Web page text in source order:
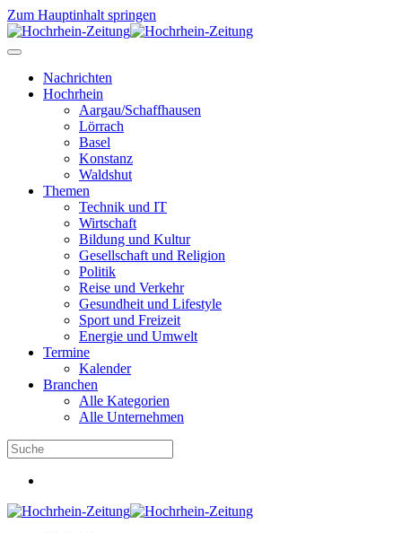
Zum Hauptinhalt springen
Nachrichten
Hochrhein
Aargau/Schaffhausen
Lörrach
Basel
Konstanz
Waldshut
Themen
Technik und IT
Wirtschaft
Bildung und Kultur
Gesellschaft und Religion
Politik
Reise und Verkehr
Gesundheit und Lifestyle
Sport und Freizeit
Energie und Umwelt
Termine
Kalender
Branchen
Alle Kategorien
Alle Unternehmen